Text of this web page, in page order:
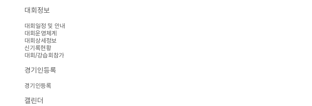
대회정보
대회일정 및 안내
대회운영체계
대회상세정보
신기록현황
대회/강습회참가
경기인등록
경기인등록
캘린더